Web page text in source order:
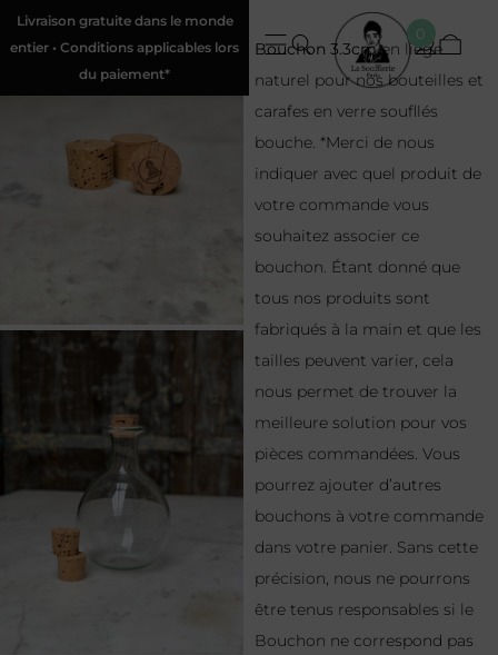
Livraison gratuite dans le monde
entier • Conditions applicables lors
du paiement*
0
Bouchon 3.3cmen liège
naturel pour nos bouteilles et
carafes en verre soufllés
bouche. *Merci de nous
indiquer avec quel produit de
votre commande vous
souhaitez associer ce
bouchon. Étant donné que
tous nos produits sont
fabriqués à la main et que les
tailles peuvent varier, cela
nous permet de trouver la
meilleure solution pour vos
pièces commandées. Vous
pourrez ajouter d’autres
bouchons à votre commande
dans votre panier. Sans cette
précision, nous ne pourrons
être tenus responsables si le
Bouchon ne correspond pas